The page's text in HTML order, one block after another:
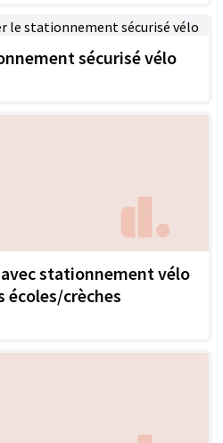
sécurisé vélo
stationnement vélo
écoles/crèches